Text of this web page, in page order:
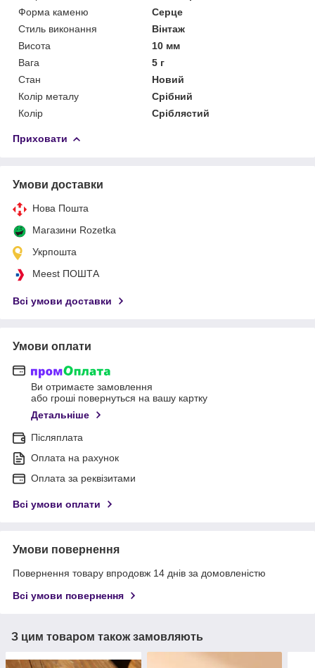
Форма каменю
Серце
Стиль виконання
Вінтаж
Висота
10 мм
Вага
5 г
Стан
Новий
Колір металу
Срібний
Колір
Сріблястий
Приховати
Умови доставки
Нова Пошта
Магазини Rozetka
Укрпошта
Meest ПОШТА
Всі умови доставки
Умови оплати
Ви отримаєте замовлення
або гроші повернуться на вашу картку
Детальніше
Післяплата
Оплата на рахунок
Оплата за реквізитами
Всі умови оплати
Умови повернення
Повернення товару впродовж 14 днів за домовленістю
Всі умови повернення
З цим товаром також замовляють